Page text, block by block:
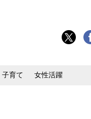
子育て 女性活躍